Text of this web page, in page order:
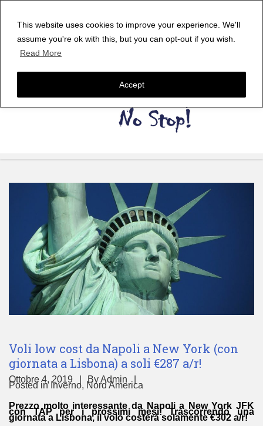
This website uses cookies to improve your experience. We'll
assume you're ok with this, but you can opt-out if you wish.
Read More
Accept
Voli low cost da Napoli a New York (con
giornata a Lisbona) a soli €287 a/r!
Ottobre 4, 2019 ByAdmin
Posted in Inverno, Nord America
Prezzo molto interessante da Napoli a New York JFK
con TAP per i prossimi mesi! Trascorrendo una
giornata a Lisbona, il volo costerà solamente €302 a/r!